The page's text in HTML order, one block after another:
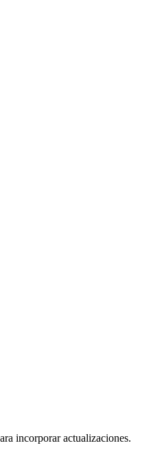
incorporar actualizaciones.